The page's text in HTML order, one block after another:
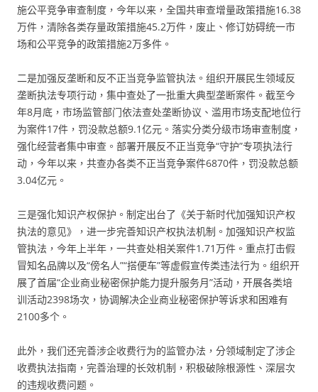
施公平竞争审查制度，今年以来，全国共审查增量政策措施16.38
万件，清除各类存量政策措施45.2万件，废止、修订妨碍统一市
场和公平竞争的政策措施2万多件。
二是加强反垄断和反不正当竞争监管执法。组织开展民生领域反
垄断执法专项行动，集中查处了一批重大典型垄断案件。截至今
年8月底，市场监管部门依法查处垄断协议、滥用市场支配地位行
为案件17件，罚没款总额9.1亿元。落实分类分级市场审查制度，
强化经营者集中审查。部署开展反不正当竞争“守护”专项执法行
动，今年以来，共查办各类不正当竞争案件6870件，罚没款总额
3.04亿元。
三是强化知识产权保护。制定出台了《关于新时代加强知识产权
执法的意见》，进一步完善知识产权执法机制。加强知识产权监
管执法，今年上半年，一共查处相关案件1.71万件。重点打击假
冒知名品牌以及“傍名人”“搭便车”等虚假宣传类违法行为。组织开
展了首届“企业商业秘密保护能力提升服务月”活动，开展各类培
训活动2398场次，协调解决企业商业秘密保护等诉求和困难有
2100多个。
此外，我们还完善涉企收费行为的监管办法，分领域制定了涉企
收费执法指南，完善治理的长效机制，积极破除根源性、深层次
的违规收费问题。